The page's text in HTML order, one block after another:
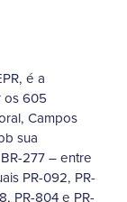
é a
os 605
Campos
sua
277 – entre
PR-092, PR-
PR-804 e PR-